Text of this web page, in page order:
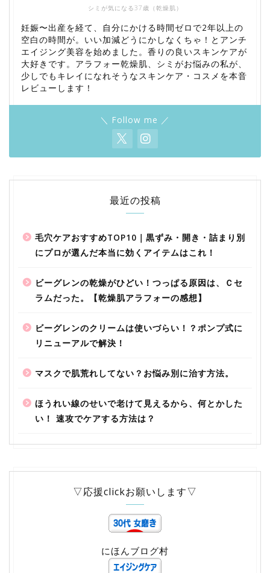
シミが気になる37歳（乾燥肌）
妊娠〜出産を経て、自分にかける時間ゼロで2年以上の
空白の時間が。いい加減どうにかしなくちゃ！とアンチ
エイジング美容を始めました。香りの良いスキンケアが
大好きです。アラフォー乾燥肌、シミがお悩みの私が、
少しでもキレイになれそうなスキンケア・コスメを本音
レビューします！
＼ Follow me ／
最近の投稿
毛穴ケアおすすめTOP10｜黒ずみ・開き・詰まり別
にプロが選んだ本当に効くアイテムはこれ！
ビーグレンの乾燥がひどい！つっぱる原因は、Ｃセ
ラムだった。【乾燥肌アラフォーの感想】
ビーグレンのクリームは使いづらい！？ポンプ式に
リニューアルで解決！
マスクで肌荒れしてない？お悩み別に治す方法。
ほうれい線のせいで老けて見えるから、何とかした
い！ 速攻でケアする方法は？
▽応援clickお願いします▽
にほんブログ村